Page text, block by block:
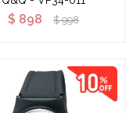
$ 898 $ 998